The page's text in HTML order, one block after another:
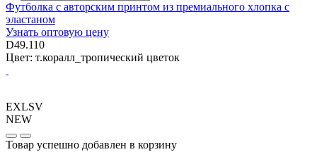
Футболка с авторским принтом из премиального хлопка с
эластаном
Узнать оптовую цену
D49.110
Цвет: т.коралл_тропический цветок
EXLSV
NEW
Товар успешно добавлен в корзину